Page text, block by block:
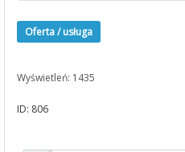
Oferta / usługa
Wyświetleń: 1435
ID: 806